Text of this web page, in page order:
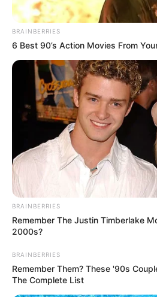
entrada principal, como mostram as
redes sociais. Após tempos de
um assessor do prefeito, que,
carreira, reconheceu o erro da
em devolver o dinheiro retirado dos
BRAINBERRIES
6 Best 90’s Action Movies From
BRAINBERRIES
Remember The Justin Timberlake
2000s?
BRAINBERRIES
Remember Them? These '90s
The Complete List